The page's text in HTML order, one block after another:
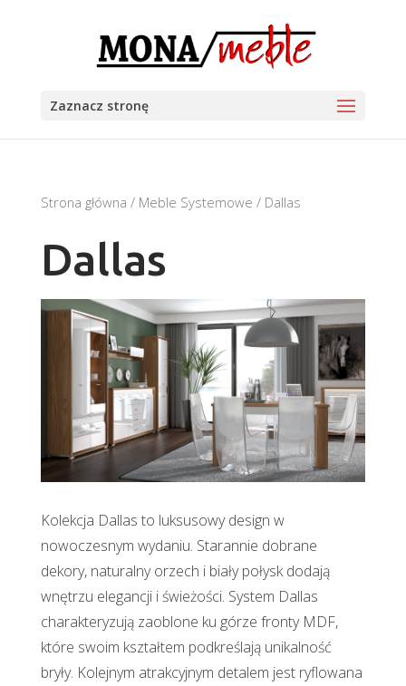
Zaznacz stronę
Strona główna / Meble Systemowe / Dallas
Dallas
Kolekcja Dallas to luksusowy design w
nowoczesnym wydaniu. Starannie dobrane
dekory, naturalny orzech i biały połysk dodają
wnętrzu elegancji i świeżości. System Dallas
charakteryzują zaoblone ku górze fronty MDF,
które swoim kształtem podkreślają unikalność
bryły. Kolejnym atrakcyjnym detalem jest ryflowana